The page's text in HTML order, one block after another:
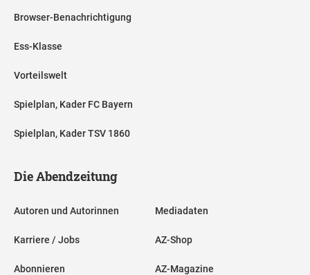
Browser-Benachrichtigung
Ess-Klasse
Vorteilswelt
Spielplan, Kader FC Bayern
Spielplan, Kader TSV 1860
Die Abendzeitung
Autoren und Autorinnen
Karriere / Jobs
Abonnieren
Mediadaten
AZ-Shop
AZ-Magazine